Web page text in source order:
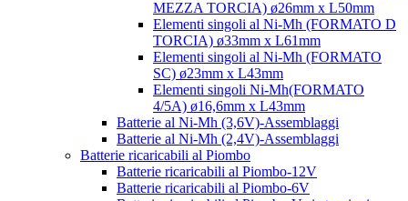
MEZZA TORCIA) ø26mm x L50mm
Elementi singoli al Ni-Mh (FORMATO D
TORCIA) ø33mm x L61mm
Elementi singoli al Ni-Mh (FORMATO
SC) ø23mm x L43mm
Elementi singoli Ni-Mh(FORMATO
4/5A) ø16,6mm x L43mm
Batterie al Ni-Mh (3,6V)-Assemblaggi
Batterie al Ni-Mh (2,4V)-Assemblaggi
Batterie ricaricabili al Piombo
Batterie ricaricabili al Piombo-12V
Batterie ricaricabili al Piombo-6V